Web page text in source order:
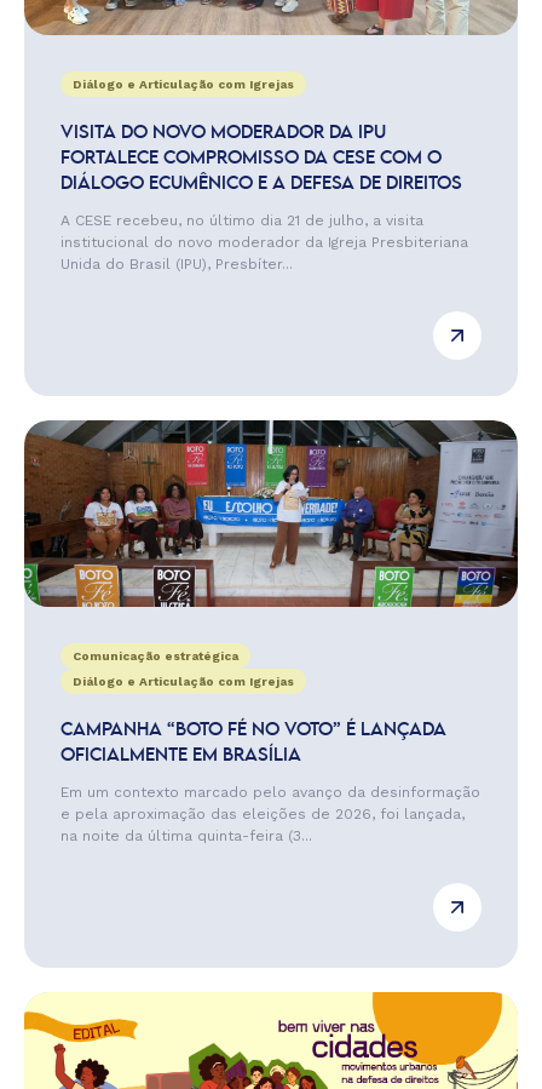
Diálogo e Articulação com Igrejas
VISITA DO NOVO MODERADOR DA IPU
FORTALECE COMPROMISSO DA CESE COM O
DIÁLOGO ECUMÊNICO E A DEFESA DE DIREITOS
A CESE recebeu, no último dia 21 de julho, a visita
institucional do novo moderador da Igreja Presbiteriana
Unida do Brasil (IPU), Presbíter...
Comunicação estratégica
Diálogo e Articulação com Igrejas
CAMPANHA “BOTO FÉ NO VOTO” É LANÇADA
OFICIALMENTE EM BRASÍLIA
Em um contexto marcado pelo avanço da desinformação
e pela aproximação das eleições de 2026, foi lançada,
na noite da última quinta-feira (3...